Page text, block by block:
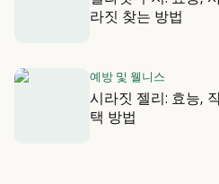
라짓 찾는 방법
예방 및 웰니스
시라짓 젤리: 효능,
택 방법